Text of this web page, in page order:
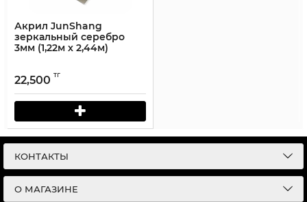
Акрил JunShang
зеркальный серебро
3мм (1,22м х 2,44м)
22,500 тг
КОНТАКТЫ
О МАГАЗИНЕ